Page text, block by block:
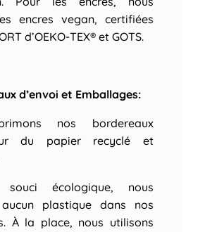
encres vegan, certifiées
d’OEKO-TEX® et GOTS.
d’envoi et Emballages:
nos bordereaux
du papier recyclé et
écologique, nous
aucun plastique dans nos
À la place, nous utilisons